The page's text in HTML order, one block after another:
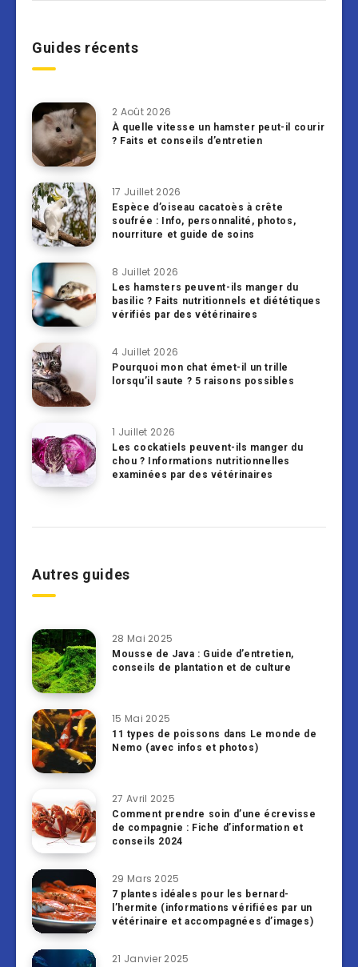
Guides récents
2 Août 2026
À quelle vitesse un hamster peut-il courir
? Faits et conseils d’entretien
17 Juillet 2026
Espèce d’oiseau cacatoès à crête
soufrée : Info, personnalité, photos,
nourriture et guide de soins
8 Juillet 2026
Les hamsters peuvent-ils manger du
basilic ? Faits nutritionnels et diététiques
vérifiés par des vétérinaires
4 Juillet 2026
Pourquoi mon chat émet-il un trille
lorsqu’il saute ? 5 raisons possibles
1 Juillet 2026
Les cockatiels peuvent-ils manger du
chou ? Informations nutritionnelles
examinées par des vétérinaires
Autres guides
28 Mai 2025
Mousse de Java : Guide d’entretien,
conseils de plantation et de culture
15 Mai 2025
11 types de poissons dans Le monde de
Nemo (avec infos et photos)
27 Avril 2025
Comment prendre soin d’une écrevisse
de compagnie : Fiche d’information et
conseils 2024
29 Mars 2025
7 plantes idéales pour les bernard-
l’hermite (informations vérifiées par un
vétérinaire et accompagnées d’images)
21 Janvier 2025